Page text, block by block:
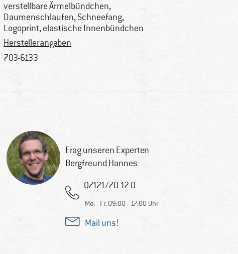
verstellbare Ärmelbündchen,
Daumenschlaufen, Schneefang,
Logoprint, elastische Innenbündchen
Herstellerangaben
703-6133
Frag unseren Experten
Bergfreund Hannes
07121/70 12 0
Mo. - Fr. 09:00 - 17:00 Uhr
Mail uns!